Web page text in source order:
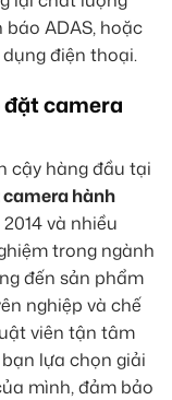
ADAS, hoặc
điện thoại.
camera
cậy hàng đầu tại
camera hành
và nhiều
trong ngành
đến sản phẩm
nghiệp và chế
viên tận tâm
lựa chọn giải
mình, đảm bảo